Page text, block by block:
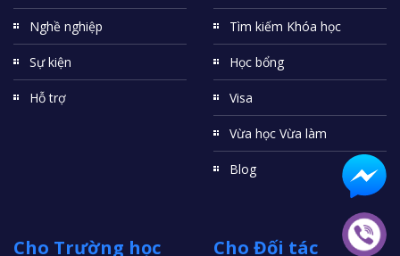
Nghề nghiệp
Sự kiện
Hỗ trợ
Tìm kiếm Khóa học
Học bổng
Visa
Vừa học Vừa làm
Blog
Cho Trường học Cho Đối tác